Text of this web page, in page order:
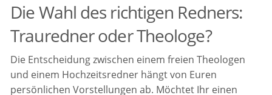
Die Wahl des richtigen Redners:
Trauredner oder Theologe?
Die Entscheidung zwischen einem freien Theologen
und einem Hochzeitsredner hängt von Euren
persönlichen Vorstellungen ab. Möchtet Ihr einen